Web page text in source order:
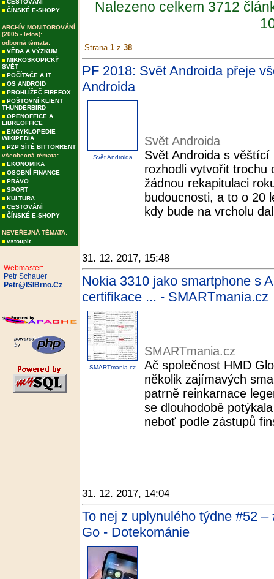
CESTOVÁNÍ
ČÍNSKÉ E-SHOPY
ARCHÍV MONITOROVÁNÍ
(2005 - letos):
odborná témata:
VĚDA A VÝZKUM
MIKROSKOPICKÝ
SVĚT
POČÍTAČE A IT
OS ANDROID
PROHLÍŽEČ FIREFOX
POŠTOVNÍ KLIENT
THUNDERBIRD
OPENOFFICE A
LIBREOFFICE
ENCYKLOPEDIE
WIKIPEDIA
P2P SÍTĚ BITTORRENT
všeobecná témata:
EKONOMIKA
OSOBNÍ FINANCE
PRÁVO
SPORT
KULTURA
CESTOVÁNÍ
ČÍNSKÉ E-SHOPY
NEVEŘEJNÁ TÉMATA:
vstoupit
Webmaster:
Petr Schauer
Petr@ISIBrno.Cz
Nalezeno celkem 3712
Strana 1 z 38
PF 2018: Svět Androida přeje
Androida
Svět Androida
Svět Androida
Svět Androida s
rozhodli vytvořit trochu
žádnou rekapitulaci
budoucnosti, a to o 20
kdy bude na vrcholu
31. 12. 2017, 15:48
Nokia 3310 jako smartphone s
certifikace ... - SMARTmania.cz
SMARTmania.cz
SMARTmania.cz
Ač společnost HMD
několik zajímavých
patrně reinkarnace
se dlouhodobě
neboť podle zástupů
31. 12. 2017, 14:04
To nej z uplynulého týdne #52
Go - Dotekománie